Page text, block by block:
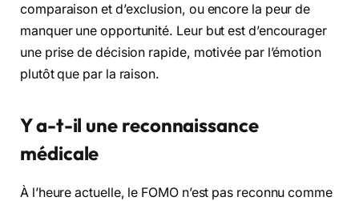
comparaison et d’exclusion, ou encore la peur de
manquer une opportunité. Leur but est d’encourager
une prise de décision rapide, motivée par l’émotion
plutôt que par la raison.
Y a-t-il une reconnaissance
médicale
À l’heure actuelle, le FOMO n’est pas reconnu comme